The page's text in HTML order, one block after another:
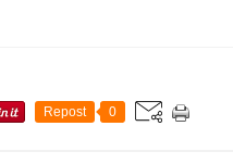
Repost 0